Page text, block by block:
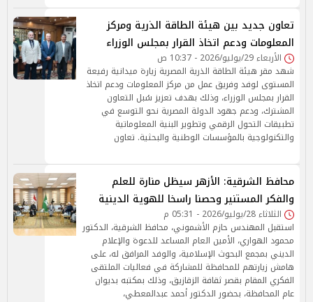
تعاون جديد بين هيئة الطاقة الذرية ومركز
المعلومات ودعم اتخاذ القرار بمجلس الوزراء
الأربعاء 29/يوليو/2026 - 10:37 ص
شهد مقر هيئة الطاقة الذرية المصرية زيارة ميدانية رفيعة
المستوى لوفد وفريق عمل من مركز المعلومات ودعم اتخاذ
القرار بمجلس الوزراء، وذلك بهدف تعزيز سُبل التعاون
المشترك، ودعم جهود الدولة المصرية نحو التوسع في
تطبيقات التحول الرقمي وتطوير البنية المعلوماتية
والتكنولوجية بالمؤسسات الوطنية والبحثية. تعاون
محافظ الشرقية: الأزهر سيظل منارة للعلم
والفكر المستنير وحصنا راسخا للهوية الدينية
الثلاثاء 28/يوليو/2026 - 05:31 م
استقبل المهندس حازم الأشموني، محافظ الشرقية، الدكتور
محمود الهواري، الأمين العام المساعد للدعوة والإعلام
الديني بمجمع البحوث الإسلامية، والوفد المرافق له، على
هامش زيارتهم للمحافظة للمشاركة في فعاليات الملتقى
الفكري المقام بقصر ثقافة الزقازيق، وذلك بمكتبه بديوان
عام المحافظة، بحضور الدكتور أحمد عبدالمعطي،